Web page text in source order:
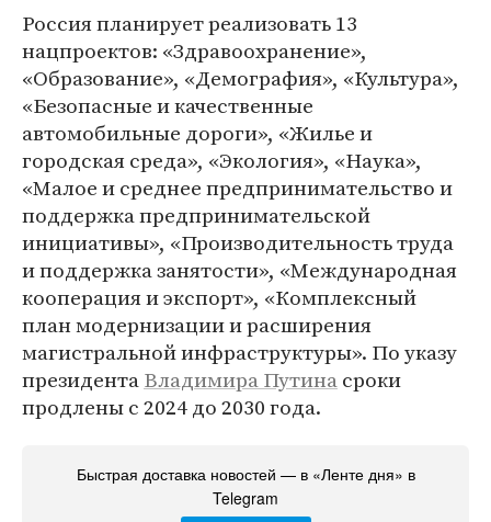
Россия планирует реализовать 13
нацпроектов: «Здравоохранение»,
«Образование», «Демография», «Культура»,
«Безопасные и качественные
автомобильные дороги», «Жилье и
городская среда», «Экология», «Наука»,
«Малое и среднее предпринимательство и
поддержка предпринимательской
инициативы», «Производительность труда
и поддержка занятости», «Международная
кооперация и экспорт», «Комплексный
план модернизации и расширения
магистральной инфраструктуры». По указу
президентаВладимира Путинасроки
продлены с 2024 до 2030 года.
Быстрая доставка новостей — в «Ленте дня» в
Telegram